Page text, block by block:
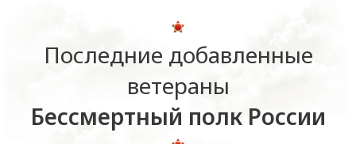
Последние добавленные
ветераны
Бессмертный полк России